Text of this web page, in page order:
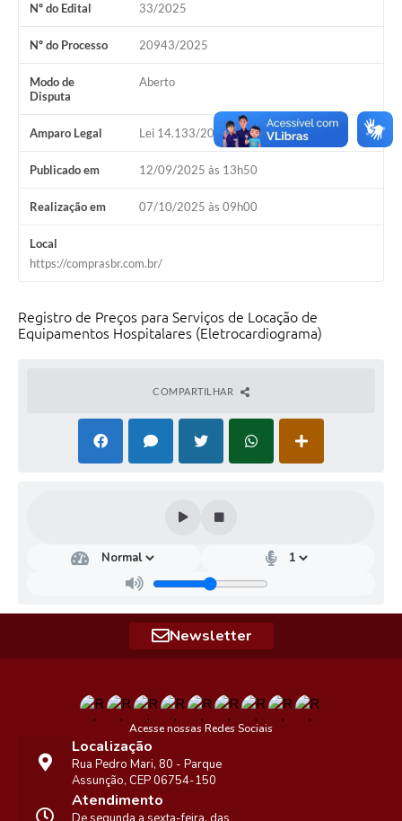
Nº do Edital 33/2025
Nº do Processo 20943/2025
Modo de
Disputa
Aberto
Amparo Legal Lei 14.133/2021, Art 28, I
Publicado em 12/09/2025 às 13h50
Realização em 07/10/2025 às 09h00
Local
https://comprasbr.com.br/
Registro de Preços para Serviços de Locação de
Equipamentos Hospitalares (Eletrocardiograma)
COMPARTILHAR
Newsletter
Acesse nossas Redes Sociais
Localização
Rua Pedro Mari, 80 - Parque
Assunção, CEP 06754-150
Atendimento